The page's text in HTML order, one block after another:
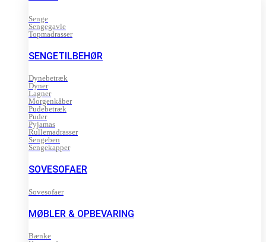
Senge
Sengegavle
Topmadrasser
SENGETILBEHØR
Dynebetræk
Dyner
Lagner
Morgenkåber
Pudebetræk
Puder
Pyjamas
Rullemadrasser
Sengeben
Sengekapper
SOVESOFAER
Sovesofaer
MØBLER & OPBEVARING
Bænke